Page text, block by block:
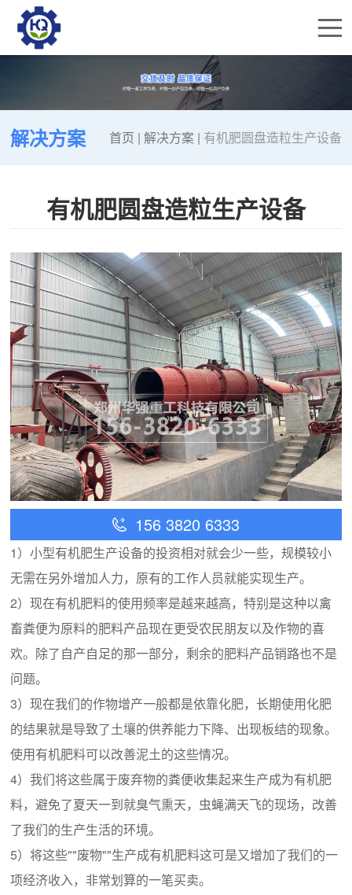
解决方案 首页 | 解决方案| 有机肥圆盘造粒生产设备
有机肥圆盘造粒生产设备
156 3820 6333
1）小型有机肥生产设备的投资相对就会少一些，规模较小
无需在另外增加人力，原有的工作人员就能实现生产。
2）现在有机肥料的使用频率是越来越高，特别是这种以禽
畜粪便为原料的肥料产品现在更受农民朋友以及作物的喜
欢。除了自产自足的那一部分，剩余的肥料产品销路也不是
问题。
3）现在我们的作物增产一般都是依靠化肥，长期使用化肥
的结果就是导致了土壤的供养能力下降、出现板结的现象。
使用有机肥料可以改善泥土的这些情况。
4）我们将这些属于废弃物的粪便收集起来生产成为有机肥
料，避免了夏天一到就臭气熏天，虫蝇满天飞的现场，改善
了我们的生产生活的环境。
5）将这些""废物""生产成有机肥料这可是又增加了我们的一
项经济收入，非常划算的一笔买卖。